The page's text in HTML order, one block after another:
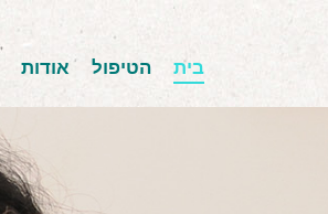
בית הטיפול אודות